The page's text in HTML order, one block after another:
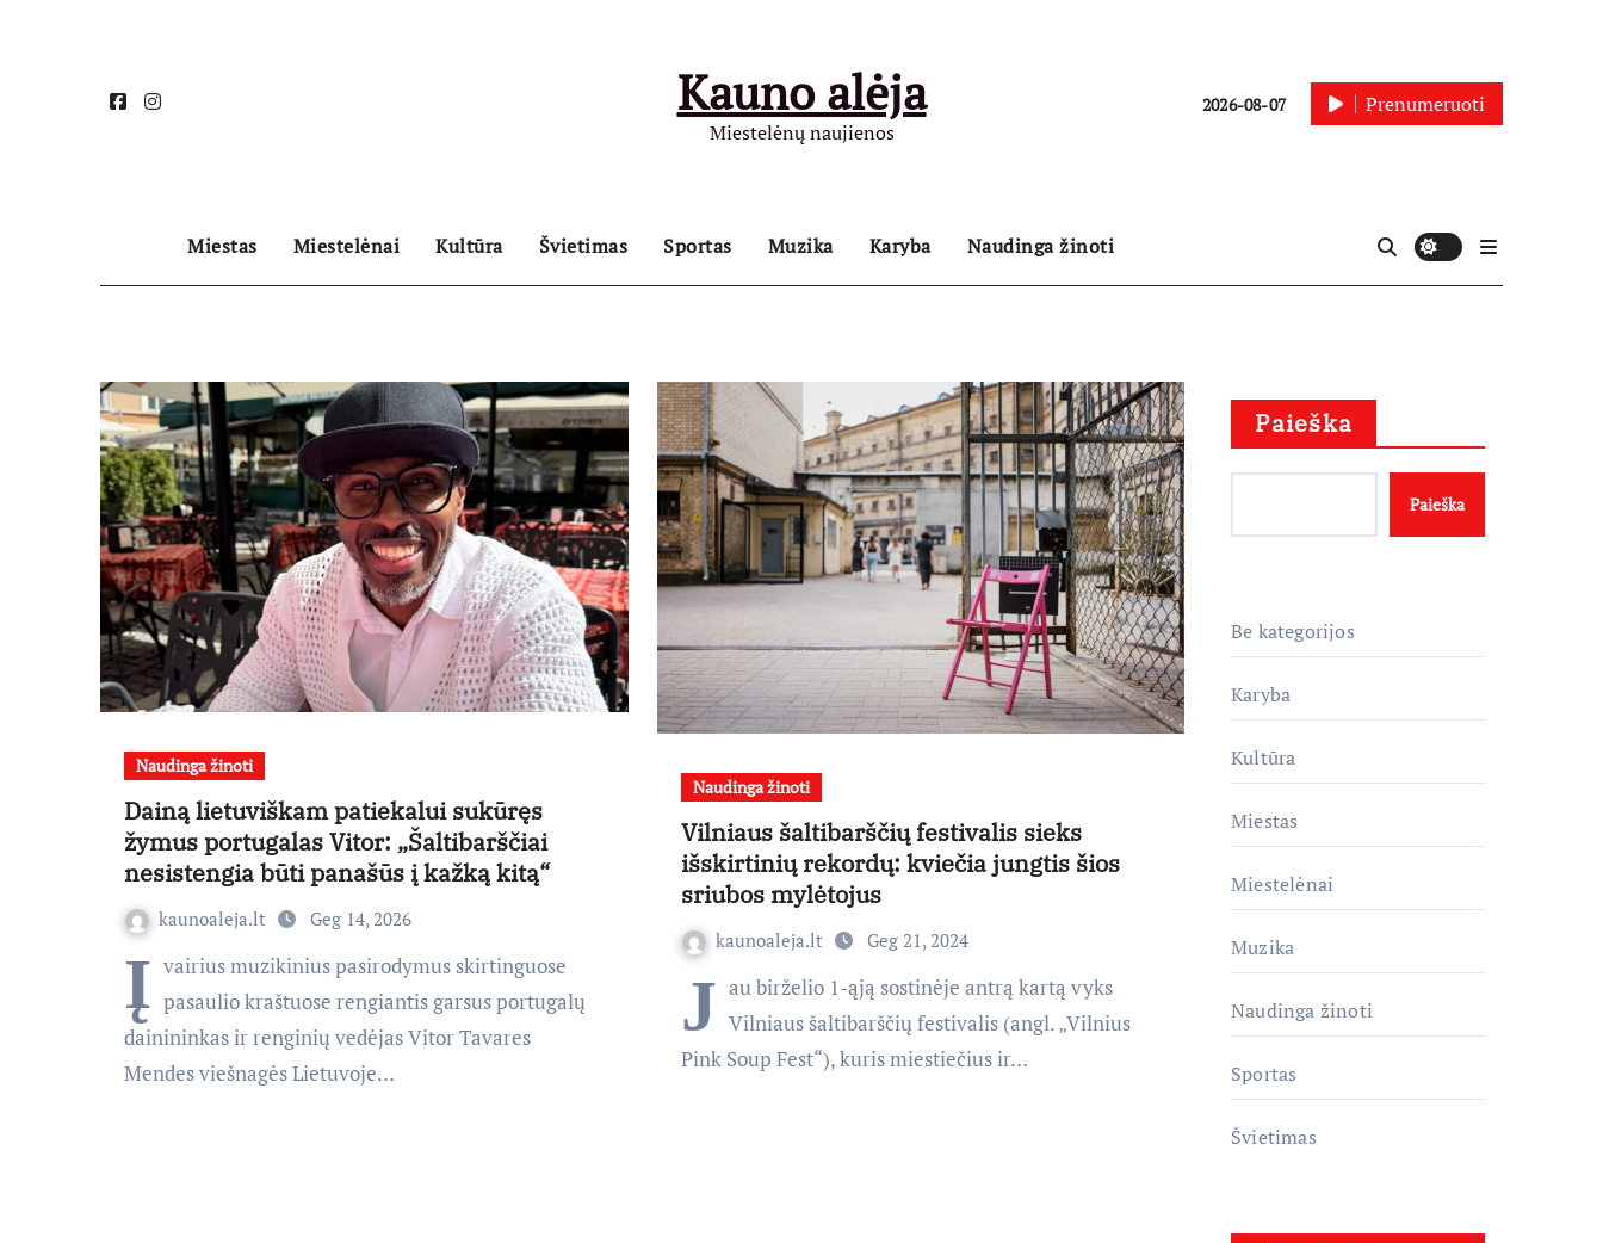
Kauno alėja
Miestelėnų naujienos
2026-08-07 Prenumeruoti
Miestas Miestelėnai Kultūra Švietimas Sportas Muzika Karyba Naudinga žinoti
Naudinga žinoti
Dainą lietuviškam patiekalui sukūręs
žymus portugalas Vitor: „Šaltibarščiai
nesistengia būti panašūs į kažką kitą“
kaunoaleja.lt Geg 14, 2026
Į vairius muzikinius pasirodymus skirtinguose
pasaulio kraštuose rengiantis garsus portugalų
dainininkas ir renginių vedėjas Vitor Tavares
Mendes viešnagės Lietuvoje…
Naudinga žinoti
Vilniaus šaltibarščių festivalis sieks
išskirtinių rekordų: kviečia jungtis šios
sriubos mylėtojus
kaunoaleja.lt Geg 21, 2024
J au birželio 1-ąją sostinėje antrą kartą vyks
Vilniaus šaltibarščių festivalis (angl. „Vilnius
Pink Soup Fest“), kuris miestiečius ir…
Paieška
Paieška
Be kategorijos
Karyba
Kultūra
Miestas
Miestelėnai
Muzika
Naudinga žinoti
Sportas
Švietimas